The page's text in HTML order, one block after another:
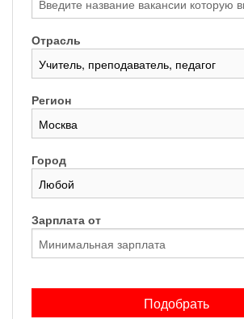
Отрасль
Регион
Город
Зарплата от
Подобрать